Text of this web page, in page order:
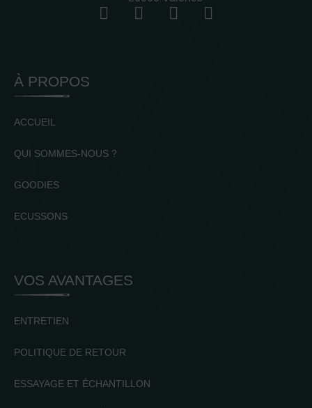
À PROPOS
ACCUEIL
QUI SOMMES-NOUS ?
GOODIES
ECUSSONS
VOS AVANTAGES
ENTRETIEN
POLITIQUE DE RETOUR
ESSAYAGE ET ÉCHANTILLON